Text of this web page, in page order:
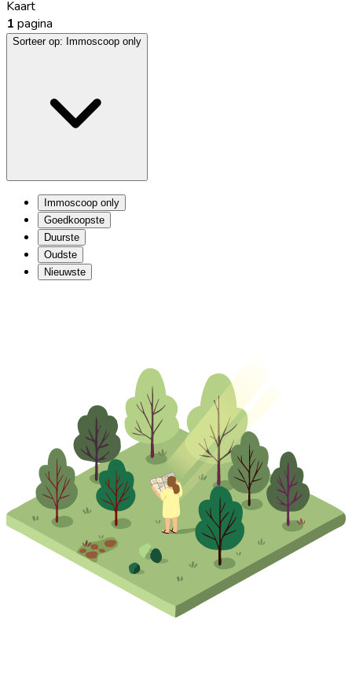
Kaart
1 pagina
Sorteer op: Immoscoop only
Immoscoop only
Goedkoopste
Duurste
Oudste
Nieuwste